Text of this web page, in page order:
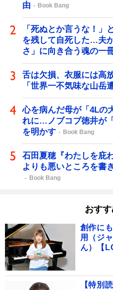
由
Book Bang
「死ぬとか言うな！」
を残して自死した…夫
さ」に向き合う魂の一
舌は欠損、衣服には高
「世界一不気味な山岳
心を病んだ母が「4Lの
れに…ノブコブ徳井が
を明かす
Book Bang
石田夏穂『わたしを庇
よりも悪いところを書
Book Bang
おす
創作に
用（ジ
ん）【
【特別